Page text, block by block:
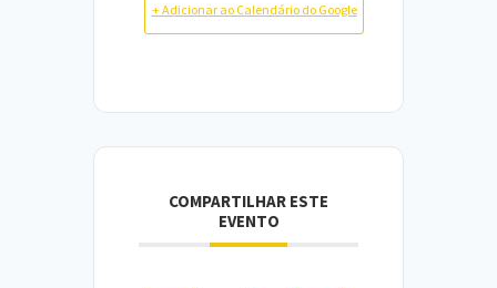
+ Adicionar ao Calendário do Google
COMPARTILHAR ESTE
EVENTO